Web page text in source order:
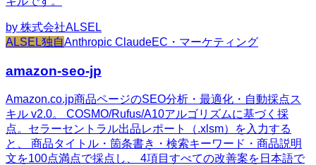
by 株式会社ALSEL
ALSEL独自Anthropic ClaudeEC・マーケティング
amazon-seo-jp
Amazon.co.jp商品ページのSEO分析・最適化・自動採点ス
キル v2.0。 COSMO/Rufus/A10アルゴリズムに基づく採
点。セラーセントラル出品レポート（.xlsm）を入力する
と、 商品タイトル・箇条書き・検索キーワード・商品説明
文を100点満点で採点し、 4項目すべての改善案を日本語で